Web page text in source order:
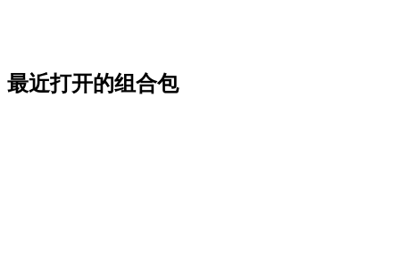
最近打开的组合包